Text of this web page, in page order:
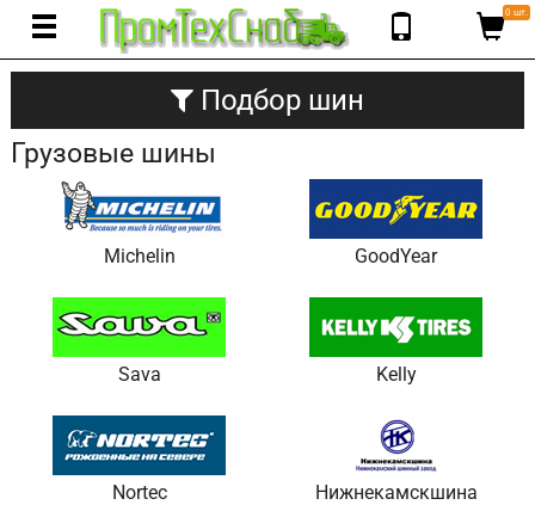
0 шт.
Подбор шин
Грузовые шины
Michelin GoodYear
Sava Kelly
Nortec Нижнекамскшина